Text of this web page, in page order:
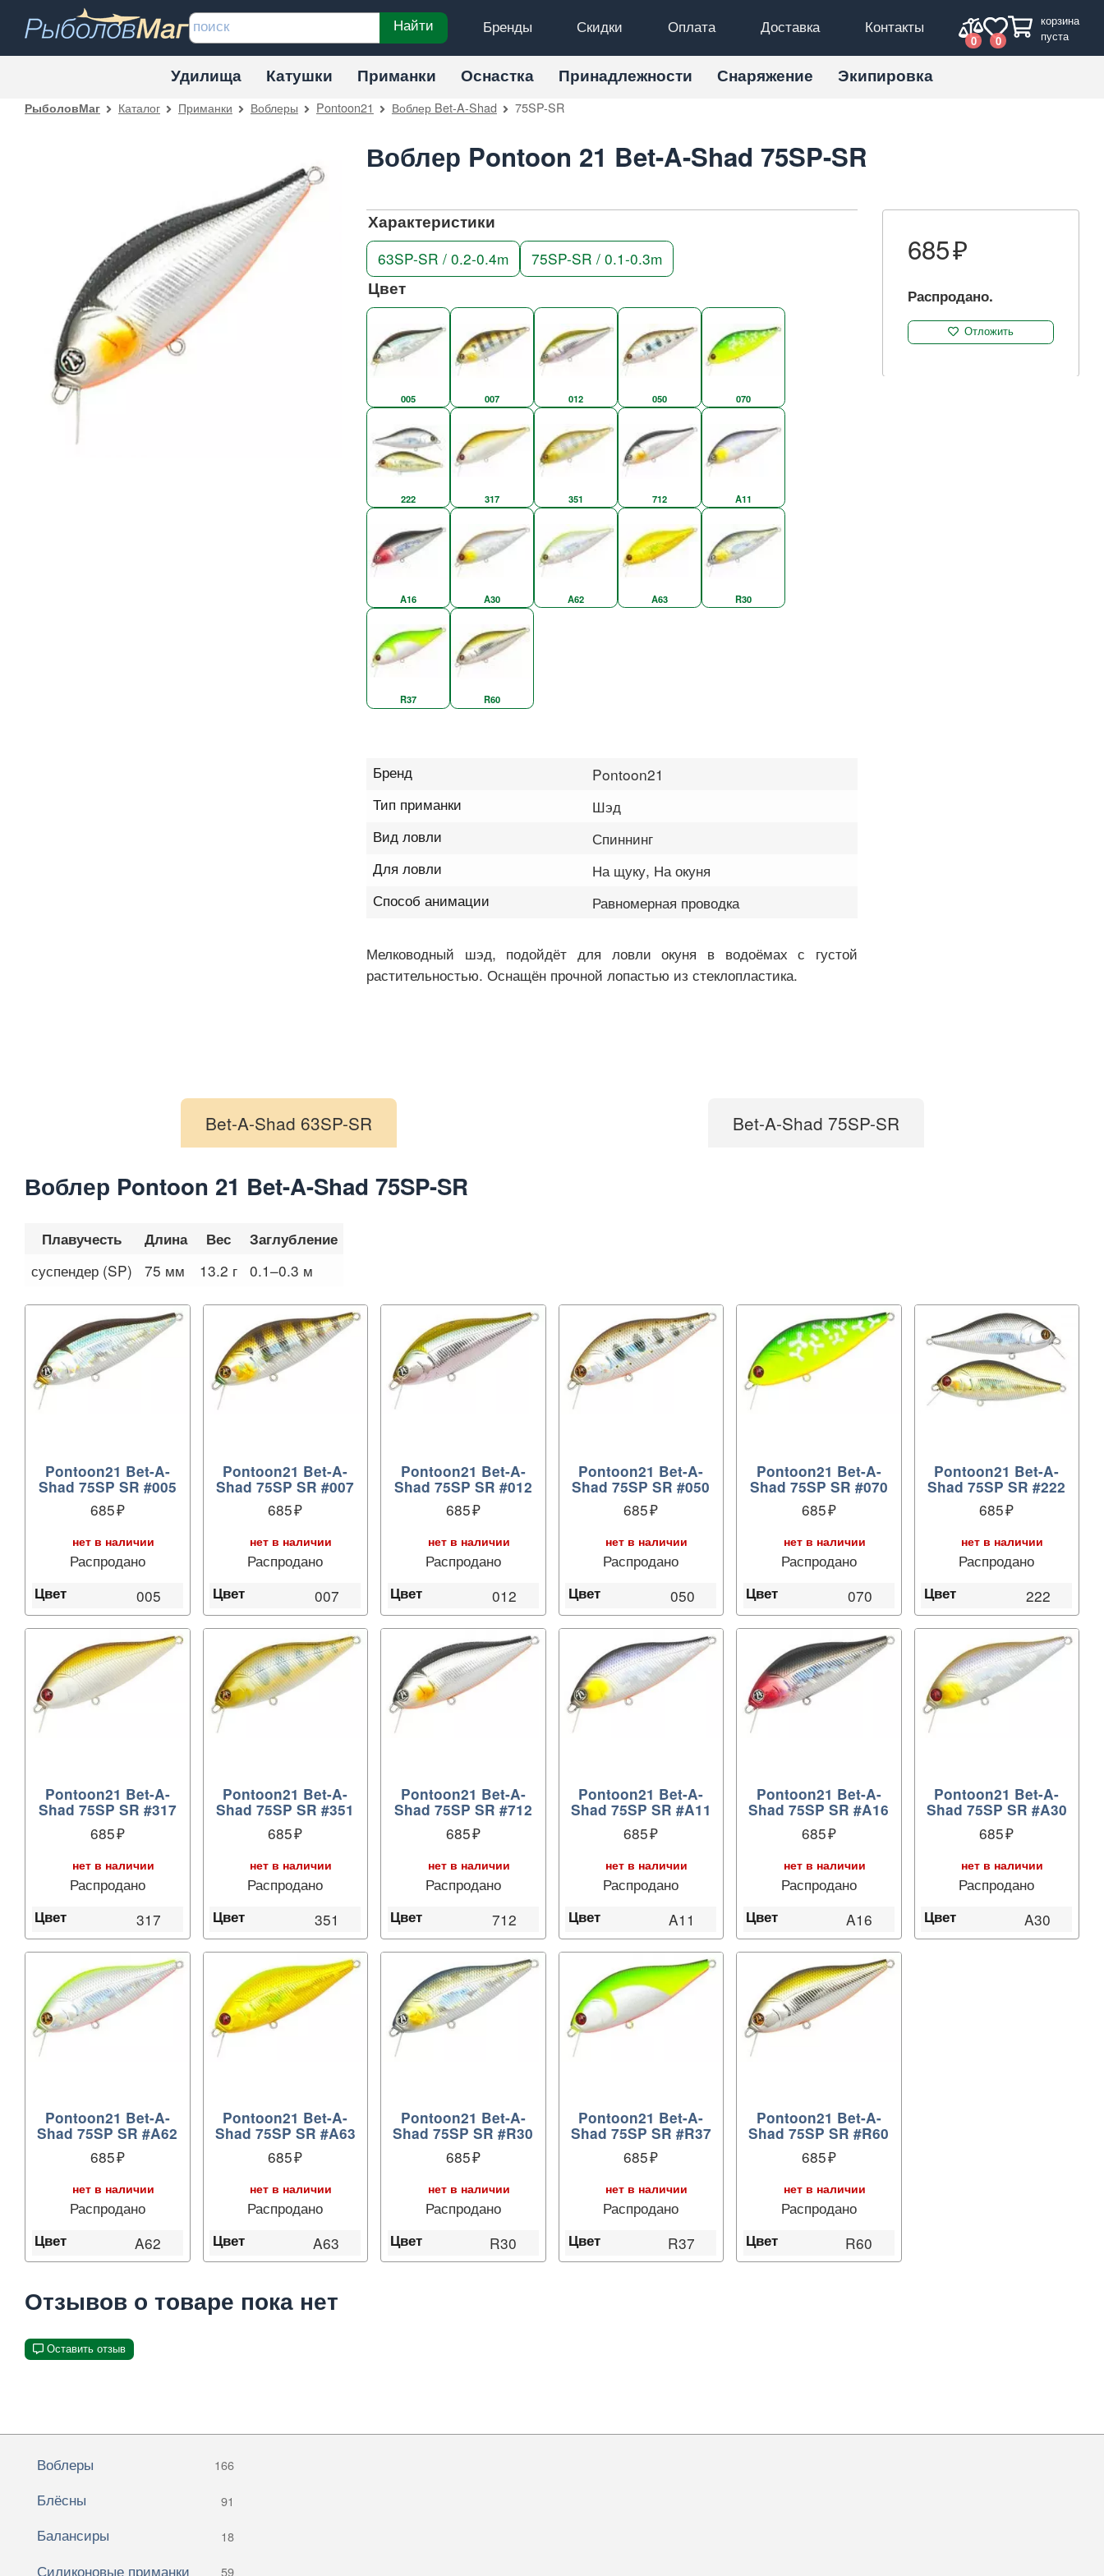
Бренды Скидки Оплата Доставка Контакты
Найти
0 0
корзина
пуста
Удилища Катушки Приманки Оснастка Принадлежности Снаряжение Экипировка
РыболовМаг Каталог Приманки Воблеры Pontoon21 Воблер Bet-A-Shad 75SP-SR
Воблер Pontoon 21 Bet-A-Shad 75SP-SR
Характеристики
63SP-SR / 0.2-0.4m 75SP-SR / 0.1-0.3m
Цвет
005 007 012 050 070
222 317 351 712 A11
A16 A30 A62 A63 R30
R37 R60
Бренд
Pontoon21
Тип приманки
Шэд
Вид ловли
Спиннинг
Для ловли
На щуку, На окуня
Способ анимации
Равномерная проводка
685
Распродано.
Отложить
Мелководный шэд, подойдёт для ловли окуня в водоёмах с густой
растительностью. Оснащён прочной лопастью из стеклопластика.
Bet-A-Shad 63SP-SR Bet-A-Shad 75SP-SR
Воблер Pontoon 21 Bet-A-Shad 75SP-SR
Плавучесть Длина Вес Заглубление
суспендер (SP) 75 мм 13.2 г 0.1–0.3 м
Pontoon21 Bet-A-
Shad 75SP SR #005
685
нет в наличии
Распродано
Цвет 005
Pontoon21 Bet-A-
Shad 75SP SR #007
685
нет в наличии
Распродано
Цвет 007
Pontoon21 Bet-A-
Shad 75SP SR #012
685
нет в наличии
Распродано
Цвет 012
Pontoon21 Bet-A-
Shad 75SP SR #050
685
нет в наличии
Распродано
Цвет 050
Pontoon21 Bet-A-
Shad 75SP SR #070
685
нет в наличии
Распродано
Цвет 070
Pontoon21 Bet-A-
Shad 75SP SR #222
685
нет в наличии
Распродано
Цвет 222
Pontoon21 Bet-A-
Shad 75SP SR #317
685
нет в наличии
Распродано
Цвет 317
Pontoon21 Bet-A-
Shad 75SP SR #351
685
нет в наличии
Распродано
Цвет 351
Pontoon21 Bet-A-
Shad 75SP SR #712
685
нет в наличии
Распродано
Цвет 712
Pontoon21 Bet-A-
Shad 75SP SR #A11
685
нет в наличии
Распродано
Цвет A11
Pontoon21 Bet-A-
Shad 75SP SR #A16
685
нет в наличии
Распродано
Цвет A16
Pontoon21 Bet-A-
Shad 75SP SR #A30
685
нет в наличии
Распродано
Цвет A30
Pontoon21 Bet-A-
Shad 75SP SR #A62
685
нет в наличии
Распродано
Цвет A62
Pontoon21 Bet-A-
Shad 75SP SR #A63
685
нет в наличии
Распродано
Цвет A63
Pontoon21 Bet-A-
Shad 75SP SR #R30
685
нет в наличии
Распродано
Цвет R30
Pontoon21 Bet-A-
Shad 75SP SR #R37
685
нет в наличии
Распродано
Цвет R37
Pontoon21 Bet-A-
Shad 75SP SR #R60
685
нет в наличии
Распродано
Цвет R60
Отзывов о товаре пока нет
Оставить отзыв
Воблеры 166
Блёсны 91
Балансиры 18
Силиконовые приманки 59